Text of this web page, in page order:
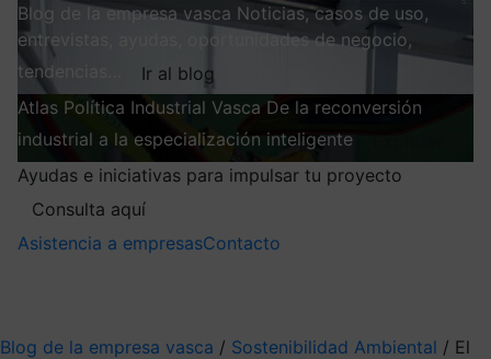
Blog de la empresa vasca Noticias, casos de uso,
entrevistas, ayudas, oportunidades de negocio,
tendencias…
Ir al blog
Atlas Política Industrial Vasca De la reconversión
industrial a la especialización inteligente
Ayudas e iniciativas para impulsar tu proyecto
Consulta aquí
Asistencia a empresasContacto
Blog de la empresa vasca / Sostenibilidad Ambiental / El